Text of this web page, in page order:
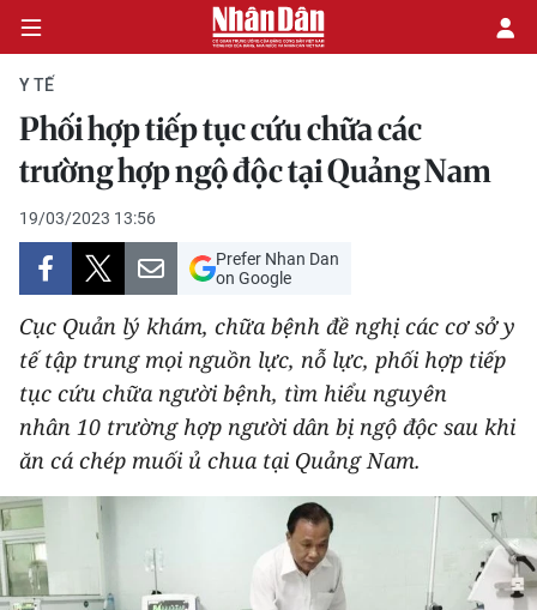
CHÍNH TRỊ
KINH TẾ
VĂN HÓA
XÃ HỘI
PHÁP LUẬT
DU LỊCH
THẾ GIỚI
THỂ THAO
Y TẾ
Phối hợp tiếp tục cứu chữa các
trường hợp ngộ độc tại Quảng Nam
19/03/2023 13:56
Prefer Nhan Dan
on Google
Cục Quản lý khám, chữa bệnh đề nghị các cơ sở y
tế tập trung mọi nguồn lực, nỗ lực, phối hợp tiếp
tục cứu chữa người bệnh, tìm hiểu nguyên
nhân 10 trường hợp người dân bị ngộ độc sau khi
ăn cá chép muối ủ chua tại Quảng Nam.